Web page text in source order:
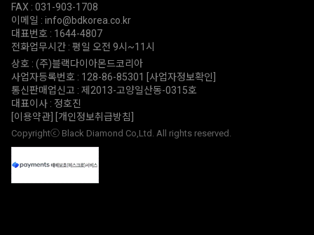
FAX : 031-903-1708
이메일 : info@bdkorea.co.kr
대표번호 : 1644-4807
전화업무시간 : 평일 오전 9시~11시
상호 : (주)블랙다이아몬드코리아
사업자등록번호 : 128-86-85301
[사업자정보확인]
통신판매업신고 : 제2013-고양일산동-0315호
대표이사 : 정호진
[이용약관]
[개인정보취급방침]
Copyrightⓒ Black Diamond Co,Ltd. All rights reserved.